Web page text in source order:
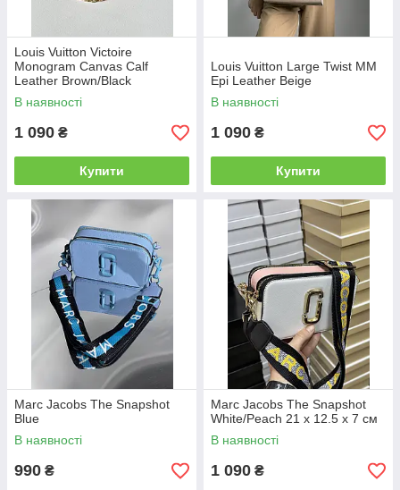
Louis Vuitton Victoire
Monogram Canvas Calf
Leather Brown/Black
В наявності
1 090 ₴
Купити
Louis Vuitton Large Twist MM
Epi Leather Beige
В наявності
1 090 ₴
Купити
Marc Jacobs The Snapshot
Blue
В наявності
990 ₴
Marc Jacobs The Snapshot
White/Peach 21 х 12.5 х 7 см
В наявності
1 090 ₴